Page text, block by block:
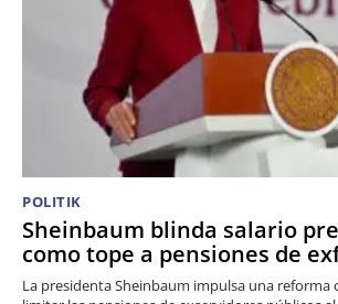
POLITIK
Sheinbaum blinda salario
como tope a pensiones de
La presidenta Sheinbaum impulsa una reforma